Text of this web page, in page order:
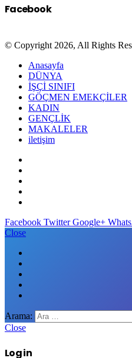
Facebook
© Copyright 2026, All Rights
Anasayfa
DÜNYA
İŞÇİ SINIFI
GÖÇMEN EMEKÇİLER
KADIN
GENÇLİK
MAKALELER
iletişim
Facebook Twitter Google+
Close
Arama:
Close
Log in